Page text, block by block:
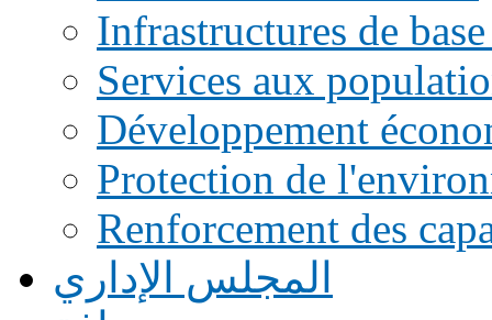
Infrastructures de
Services aux
Développement
Protection de
Renforcement des
المجلس الإداري